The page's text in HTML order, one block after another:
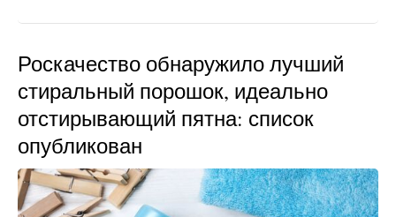
Роскачество обнаружило лучший
стиральный порошок, идеально
отстирывающий пятна: список
опубликован